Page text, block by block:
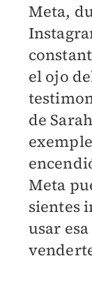
Meta,
el ojo
de
Meta
sientes
usar